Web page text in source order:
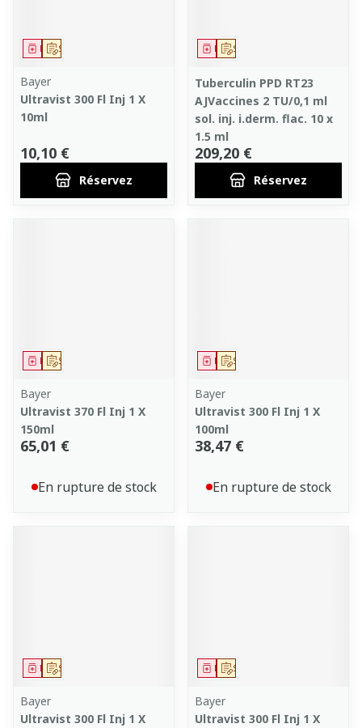
Sur prescription
Médicament
Bayer
Ultravist 300 Fl Inj 1 X
10ml
10,10 €
Réservez
Sur prescription
Médicament
Tuberculin PPD RT23
AJVaccines 2 TU/0,1 ml
sol. inj. i.derm. flac. 10 x
1.5 ml
209,20 €
Réservez
Sur prescription
Médicament
Bayer
Ultravist 370 Fl Inj 1 X
150ml
65,01 €
En rupture de stock
Sur prescription
Médicament
Bayer
Ultravist 300 Fl Inj 1 X
100ml
38,47 €
En rupture de stock
Sur prescription
Médicament
Bayer
Ultravist 300 Fl Inj 1 X
Sur prescription
Médicament
Bayer
Ultravist 300 Fl Inj 1 X